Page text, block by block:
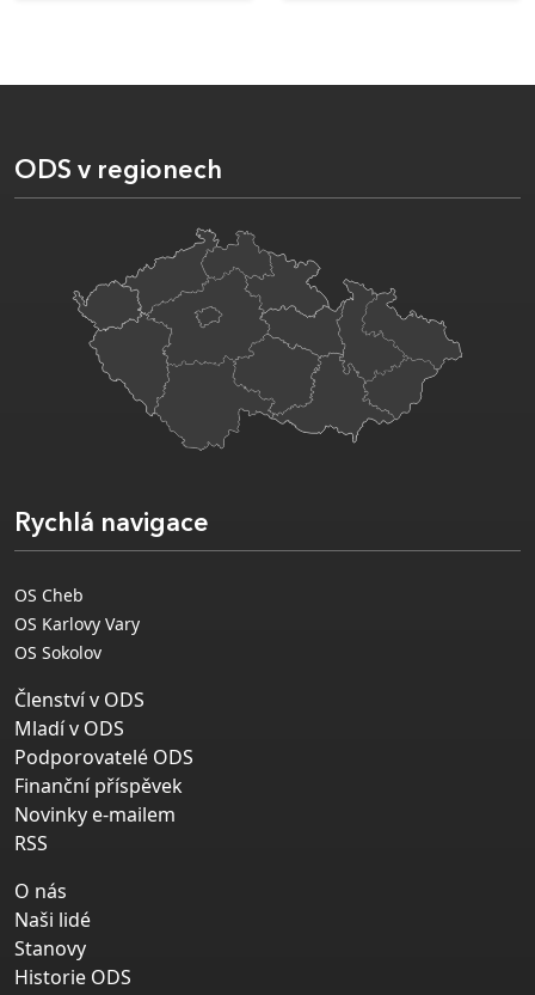
ODS v regionech
Rychlá navigace
OS Cheb
OS Karlovy Vary
OS Sokolov
Členství v ODS
Mladí v ODS
Podporovatelé ODS
Finanční příspěvek
Novinky e-mailem
RSS
O nás
Naši lidé
Stanovy
Historie ODS